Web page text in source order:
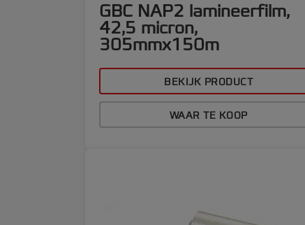
GBC NAP2 lamineerfilm,
42,5 micron,
305mmx150m
BEKIJK PRODUCT
WAAR TE KOOP